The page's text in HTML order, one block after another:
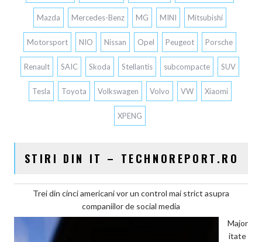
Mazda Mercedes-Benz MG MINI Mitsubishi
Motorsport NIO Nissan Opel Peugeot Porsche
Renault SAIC Skoda Stellantis subcompacte SUV
Tesla Toyota Volkswagen Volvo VW Xiaomi
XPENG
STIRI DIN IT – TECHNOREPORT.RO
Trei din cinci americani vor un control mai strict asupra
companiilor de social media
Major
itate